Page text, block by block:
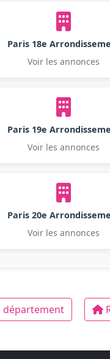
Paris 18e
Voir les annonces
Paris 19e
Voir les annonces
Paris 20e
Voir les annonces